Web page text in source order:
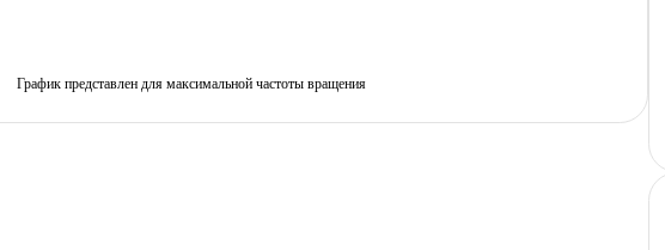
График представлен для максимальной частоты вращения